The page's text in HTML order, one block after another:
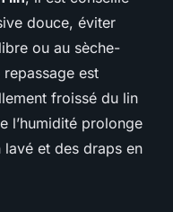
douce, éviter
ou au sèche-
est
froissé du lin
l’humidité prolonge
et des draps en